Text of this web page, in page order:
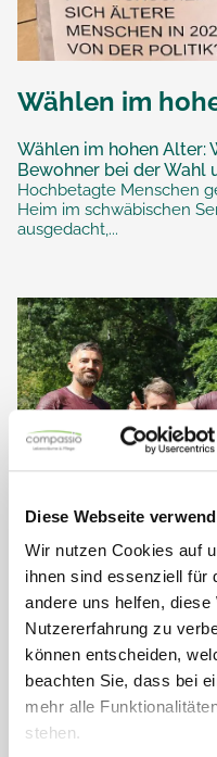
Diese Webseite
Wir nutzen Cookies auf
ihnen sind essenziell für
andere uns helfen, diese
Nutzererfahrung zu
können entscheiden,
beachten Sie, dass bei
mehr alle
stehen.
Wählen im
Wählen im hohen Alter:
Bewohner bei der Wahl
Hochbetagte Menschen
Heim im schwäbischen
ausgedacht,...
Abenteuer bei
Vergangenen Samstag
Konrad in Senden einer
dem „Mud Masters“-
nur körperliche, sondern